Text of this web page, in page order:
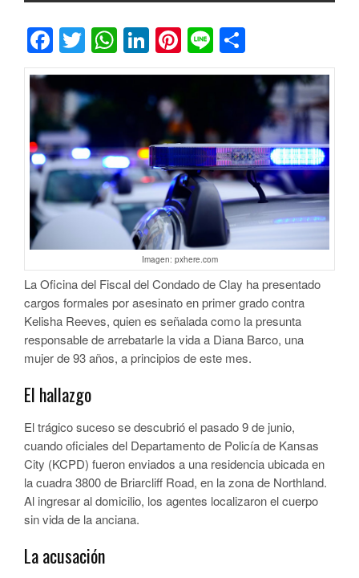
Facebook
Twitter
WhatsApp
LinkedIn
Pinterest
Line
Imagen: pxhere.com
La Oficina del Fiscal del Condado de Clay ha presentado
cargos formales por asesinato en primer grado contra
Kelisha Reeves, quien es señalada como la presunta
responsable de arrebatarle la vida a Diana Barco, una
mujer de 93 años, a principios de este mes.
El hallazgo
El trágico suceso se descubrió el pasado 9 de junio,
cuando oficiales del Departamento de Policía de Kansas
City (KCPD) fueron enviados a una residencia ubicada en
la cuadra 3800 de Briarcliff Road, en la zona de Northland.
Al ingresar al domicilio, los agentes localizaron el cuerpo
sin vida de la anciana.
La acusación